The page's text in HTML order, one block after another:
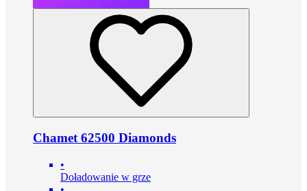
Chamet 62500 Diamonds
•
Doładowanie w grze